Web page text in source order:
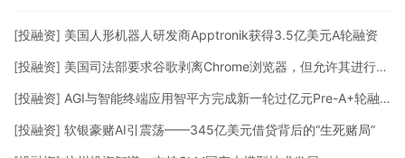
[投融资] 美国人形机器人研发商Apptronik获得3.5亿美元A轮融资
[投融资] 美国司法部要求谷歌剥离Chrome浏览器，但允许其进行AI投资
[投融资] AGI与智能终端应用智平方完成新一轮过亿元Pre-A+轮融资
[投融资] 软银豪赌AI引震荡——345亿美元借贷背后的“生死赌局”